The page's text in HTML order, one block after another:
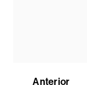
Anterior